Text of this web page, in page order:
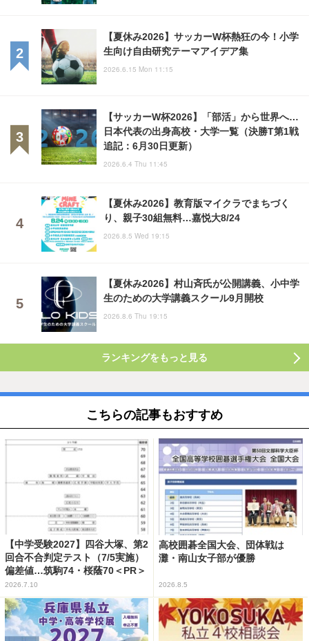
【夏休み2026】サッカーW杯熱狂の今！小学
生向け自由研究テーマアイデア集
2026.6.15 Mon 11:15
【サッカーW杯2026】「部活」から世界へ…
日本代表の出身高校・大学一覧（決勝T第1戦
追記：6月30日更新）
2026.6.4 Thu 11:45
【夏休み2026】教育版マイクラでまちづく
り、親子30組無料…嘉悦大8/24
2026.8.5 Wed 19:15
【夏休み2026】村山斉氏が公開講義、小中学
生のための大学講義スクール9月開校
2026.8.6 Thu 19:15
ランキングをもっと見る
こちらの記事もおすすめ
【中学受験2027】四谷大塚、第2
回合不合判定テスト（7/5実施）
偏差値…筑駒74・桜蔭70＜PR＞
2026.7.10
高校囲碁全国大会、団体戦は
灘・南山女子部が優勝
2026.8.5